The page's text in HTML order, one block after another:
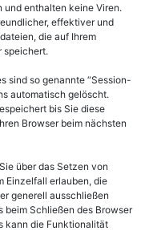
und enthalten keine Viren.
effektiver und
die auf Ihrem
speichert.
sind so genannte “Session-
automatisch gelöscht.
bis Sie diese
Browser beim nächsten
über das Setzen von
Einzelfall erlauben, die
generell ausschließen
beim Schließen des Browser
kann die Funktionalität